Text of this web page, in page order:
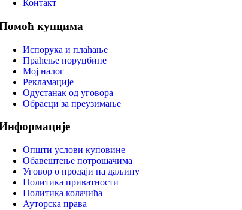
Контакт
купцима
Испорука и плаћање
Праћење поруџбине
Мој налог
Рекламације
Одустанак од уговора
Обрасци за преузимање
Општи услови куповине
Обавештење потрошачима
Уговор о продаји на даљину
Политика приватности
Политика колачића
Ауторска права